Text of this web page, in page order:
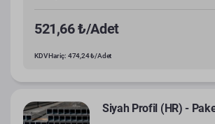
521,66 ₺/Adet
KDV Hariç: 474,24 ₺/Adet
Siyah Profil (HR) -